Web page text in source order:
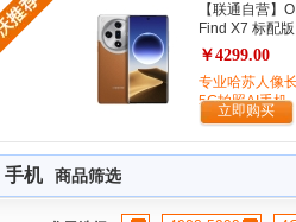
【联通自营】
Find X7 标配版
￥4299.00
专业哈苏人像
5G拍照AI手机
立即购买
手机 商品筛选